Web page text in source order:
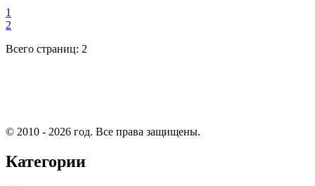
1
2
Всего страниц: 2
© 2010 - 2026 год. Все права защищены.
Категории